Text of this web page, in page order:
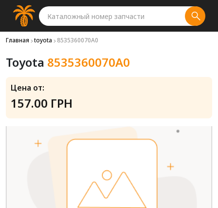
Главная toyota 8535360070A0
Toyota 8535360070A0
Цена от:
157.00 ГРН